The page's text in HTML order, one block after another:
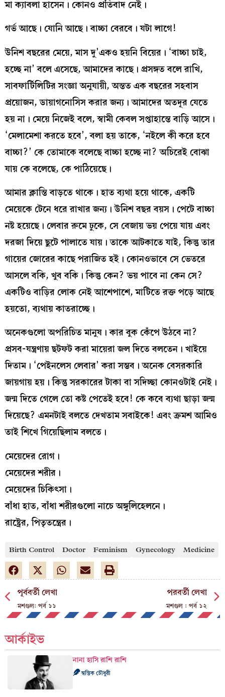
মা ক্যাবলা হাসেন। কোনও প্রতিবাদ নেই।
গর্ভ আছে। যোনি আছে। বাচ্চা বেরবে। যটা লাগে!
উনিশ বছরের মেয়ে, মাস দু’একও হয়নি বিয়ের। ‘বাচ্চা চাই,
হচ্ছে না’ বলে এসেছে, আমাদের কাছে। প্রসঙ্গত বলে রাখি,
সাবফার্টিলিটির সংজ্ঞা অনুযায়ী, অন্তত এক বছরের সহবাস
প্রয়োজন, ডায়াগনোসিস করার জন্য। আমাদের অতদূর যেতে
হয় না। মেয়ে নিজেই বলে, স্বামী কেবল সপ্তাহান্তে বাড়ি আসে।
‘মেলামেশা করতে হবে’, বলা হয় তাকে, ‘নইলে কী করে হবে
বাচ্চা?’ কে তোমাকে বলেছে বাচ্চা হচ্ছে না? অচিরেই বোঝা
যায় কে বলেছে, কে পাঠিয়েছে।
আমার ক্লান্তি বাড়তে থাকে। হাত ব্যথা হয়ে থাকে, একটি
মেয়েকে টেনে ধরে রাখার জন্য। উনিশ বছর বয়স। পেটে বাচ্চা
নষ্ট হয়েছে। লেবার রুমে ঢুকে, সে বেজায় ভয় পেয়ে যায় এবং
দরজা দিয়ে ছুটে পালাতে যায়। তাকে আটকাতে যাই, কিন্তু তার
গায়ের জোরের কাছে পরাজিত হই। কোনওভাবে সে ভেতরে
আসলে বকি, খুব বকি। কিন্তু কেন? ভয় পাবে না কেন সে?
একটিও বাড়ির লোক নেই আশেপাশে, মাটিতে রক্ত পড়ে আছে
হয়তো, ব্যথায় কাতরাচ্ছে।
অনেকগুলো অপরিচিত মানুষ। কার বুক কেঁপে উঠবে না?
প্রসব-যন্ত্রণায় ছটফট করা মায়েরা জল দিতে বলতেন। খাইয়ে
দিতাম। ‘পেইনলেস লেবার’ করা সম্ভব। অনেক বেসরকারি
জায়গায় হয়। কিন্তু সরকারের টাকা বা সদিচ্ছা কোনওটাই নেই।
জন্ম দিতে গেলে তো কষ্ট পেতেই হবে! কে কবে ব্যথা ছাড়া জন্ম
দিয়েছে? এমনটাই বলতে দেখতাম সবাইকে! এবং ক্রমশ আমিও
তাই শিখে গিয়েছিলাম বলতে।
মেয়েদের রোগ।
মেয়েদের শরীর।
মেয়েদের চিকিৎসা।
বাঁধা হাত, বাঁধা শরীরগুলো নাচে অঙ্গুলিহেলনে।
রাষ্ট্রের, পিতৃতন্ত্রের।
Birth Control Doctor Feminism Gynecology Medicine
পূর্ববর্তী লেখা
মশগুল: পর্ব ১১
পরবর্তী লেখা
মশগুল : পর্ব ১২
আর্কাইভ
নানা হাসি রাশি রাশি
স্বস্তিক চৌধুরী